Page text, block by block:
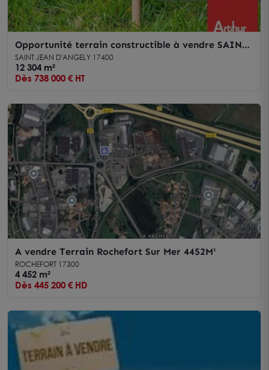
Opportunité terrain constructible à vendre SAINT
JEAN D'ANGELY Proche axe routier ANGOULEME
SAINT JEAN D'ANGELY 17400
12 304 m²
Dès 738 000 € HT
A vendre Terrain Rochefort Sur Mer 4452M²
ROCHEFORT 17300
4 452 m²
Dès 445 200 € HD